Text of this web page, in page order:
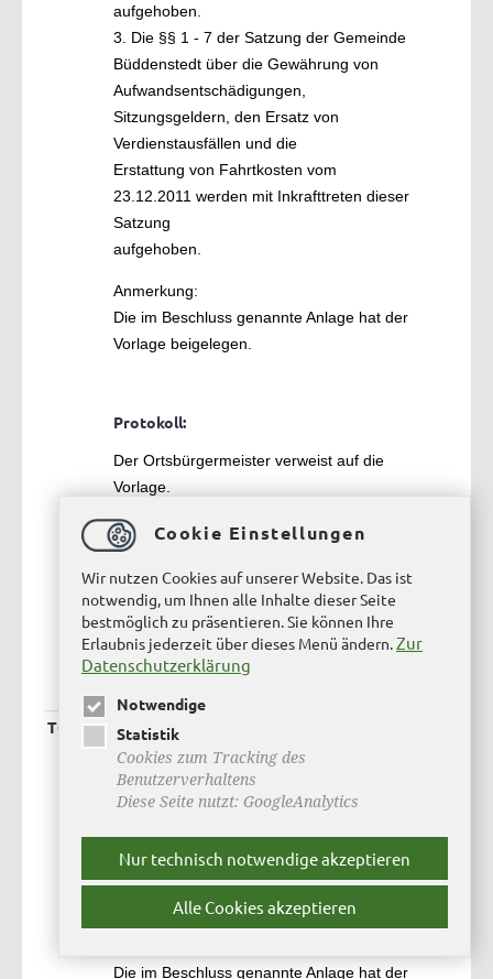
aufgehoben.
3. Die §§ 1 - 7 der Satzung der Gemeinde
Büddenstedt über die Gewährung von
Aufwandsentschädigungen,
Sitzungsgeldern, den Ersatz von
Verdienstausfällen und die
Erstattung von Fahrtkosten vom
23.12.2011 werden mit Inkrafttreten dieser
Satzung
aufgehoben.
Anmerkung:
Die im Beschluss genannte Anlage hat der
Vorlage beigelegen.
Protokoll:
Der Ortsbürgermeister verweist auf die
Vorlage.
Nachdem keine Wortmeldungen von den
Ortsratsmitgliedern erfolgen, lässt der
Ortsbürgermeister über die Vorlage
abstimmen.
Der Ortsrat Emmerstedt fasst einstimmig
folgenden Empfehlungs-
TOP 16
Erlass einer Satzung für die Freiwillige
Feuerwehr der neuen Stadt Helmstedt
Beschluss:
Satzung über die Freiwillige Feuerwehr
der Stadt Helmstedt wird beschlossen. Die
Satzung tritt am 01.01.2018 in Kraft.
Die im Beschluss genannte Anlage hat der
Cookie Einstellungen
Wir nutzen Cookies auf unserer Website. Das ist
notwendig, um Ihnen alle Inhalte dieser Seite
bestmöglich zu präsentieren. Sie können Ihre
Erlaubnis jederzeit über dieses Menü ändern.Zur
Datenschutzerklärung
Notwendige
Statistik
Cookies zum Tracking des
Benutzerverhaltens
Diese Seite nutzt: GoogleAnalytics
Nur technisch notwendige akzeptieren
Alle Cookies akzeptieren